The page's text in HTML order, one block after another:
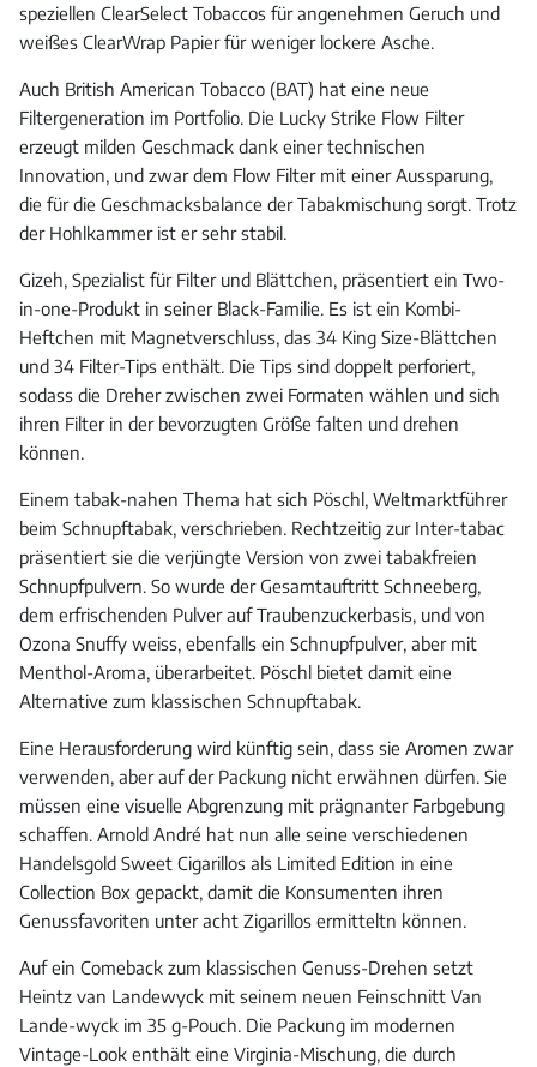
speziellen ClearSelect Tobaccos für angenehmen Geruch und
weißes ClearWrap Papier für weniger lockere Asche.
Auch British American Tobacco (BAT) hat eine neue
Filtergeneration im Portfolio. Die Lucky Strike Flow Filter
erzeugt milden Geschmack dank einer technischen
Innovation, und zwar dem Flow Filter mit einer Aussparung,
die für die Geschmacksbalance der Tabakmischung sorgt. Trotz
der Hohlkammer ist er sehr stabil.
Gizeh, Spezialist für Filter und Blättchen, präsentiert ein Two-
in-one-Produkt in seiner Black-Familie. Es ist ein Kombi-
Heftchen mit Magnetverschluss, das 34 King Size-Blättchen
und 34 Filter-Tips enthält. Die Tips sind doppelt perforiert,
sodass die Dreher zwischen zwei Formaten wählen und sich
ihren Filter in der bevorzugten Größe falten und drehen
können.
Einem tabak-nahen Thema hat sich Pöschl, Weltmarktführer
beim Schnupftabak, verschrieben. Rechtzeitig zur Inter-tabac
präsentiert sie die verjüngte Version von zwei tabakfreien
Schnupfpulvern. So wurde der Gesamtauftritt Schneeberg,
dem erfrischenden Pulver auf Traubenzuckerbasis, und von
Ozona Snuffy weiss, ebenfalls ein Schnupfpulver, aber mit
Menthol-Aroma, überarbeitet. Pöschl bietet damit eine
Alternative zum klassischen Schnupftabak.
Eine Herausforderung wird künftig sein, dass sie Aromen zwar
verwenden, aber auf der Packung nicht erwähnen dürfen. Sie
müssen eine visuelle Abgrenzung mit prägnanter Farbgebung
schaffen. Arnold André hat nun alle seine verschiedenen
Handelsgold Sweet Cigarillos als Limited Edition in eine
Collection Box gepackt, damit die Konsumenten ihren
Genussfavoriten unter acht Zigarillos ermitteltn können.
Auf ein Comeback zum klassischen Genuss-Drehen setzt
Heintz van Landewyck mit seinem neuen Feinschnitt Van
Lande-wyck im 35 g-Pouch. Die Packung im modernen
Vintage-Look enthält eine Virginia-Mischung, die durch